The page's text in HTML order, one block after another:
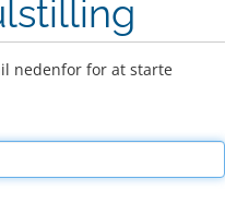
nedenfor for at starte